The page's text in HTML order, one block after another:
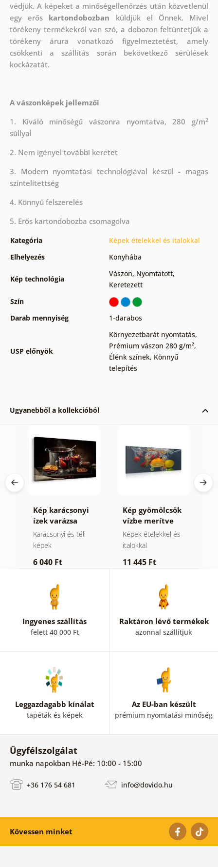
védjük.A képeket a minőségellenőrzés után közvetlenül
egy erős kartondobozban küldjük el Önnek. Mivel
törékeny termékekről van szó, a dobozon feltüntetjük a
törékeny árura vonatkozó figyelmeztetést, amely
csökkenti a szállítás során bekövetkező sérülések
kockázatát.
A vászonképek jellemzői
1. Kiváló minőségű vászonra nyomtatva, 280 g/m2
súllyal
2. Nem igényel további keretet
3. Modern nyomtatási technológiával készül - magas
színtelítettség
4. Könnyű felszerelés
5. Erős kartondobozba csomagolva
Kategória
Képek ételekkel és italokkal
Elhelyezés
Konyhába
Kép technológia
Vászon, Nyomtatott,
Keretezett
Szín
Darab mennyiség
1-darabos
USP előnyök
Környezetbarát nyomtatás,
Prémium vászon 280 g/m²,
Élénk színek, Könnyű
telepítés
Ugyanebből a kollekcióból
Kép karácsonyi
ízek varázsa
Karácsonyi és téli
képek
6 040 Ft
Kép gyömölcsök
vízbe merítve
Képek ételekkel és
italokkal
11 445 Ft
Ingyenes szállítás
felett 40 000 Ft
Raktáron lévő termékek
azonnal szállítjuk
Leggazdagabb kínálat
tapéták és képek
Az EU-ban készült
prémium nyomtatási minőség
Ügyfélszolgálat
munka napokban Hé-Pé: 10:00 - 15:00
+36 176 54 681 info@dovido.hu
Kövessen minket